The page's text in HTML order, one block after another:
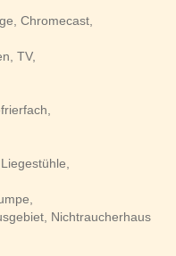
Chromecast,
TV,
Nichtraucherhaus